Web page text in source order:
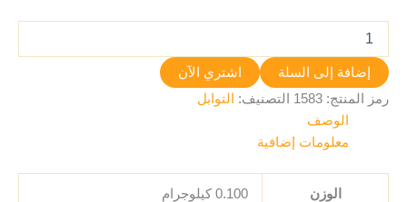
إضافة إلى السلة
اشتري الآن
رمز المنتج: 1583 التصنيف:
التوابل
الوصف
معلومات إضافية
الوزن 0.100 كيلوجرام